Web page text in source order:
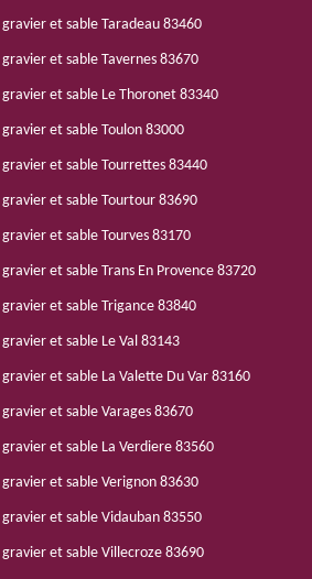
et sable Taradeau 83460
et sable Tavernes 83670
et sable Le Thoronet 83340
et sable Toulon 83000
et sable Tourrettes 83440
et sable Tourtour 83690
et sable Tourves 83170
et sable Trans En Provence 83720
et sable Trigance 83840
et sable Le Val 83143
et sable La Valette Du Var 83160
et sable Varages 83670
et sable La Verdiere 83560
et sable Verignon 83630
et sable Vidauban 83550
et sable Villecroze 83690